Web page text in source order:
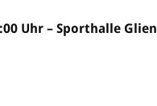
Uhr – Sporthalle